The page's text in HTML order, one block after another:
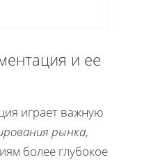
и ее
играет важную
рынка,
более глубокое